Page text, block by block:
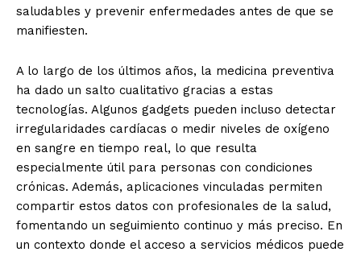
saludables y prevenir enfermedades antes de que se
manifiesten.
A lo largo de los últimos años, la medicina preventiva
ha dado un salto cualitativo gracias a estas
tecnologías. Algunos gadgets pueden incluso detectar
irregularidades cardíacas o medir niveles de oxígeno
en sangre en tiempo real, lo que resulta
especialmente útil para personas con condiciones
crónicas. Además, aplicaciones vinculadas permiten
compartir estos datos con profesionales de la salud,
fomentando un seguimiento continuo y más preciso. En
un contexto donde el acceso a servicios médicos puede